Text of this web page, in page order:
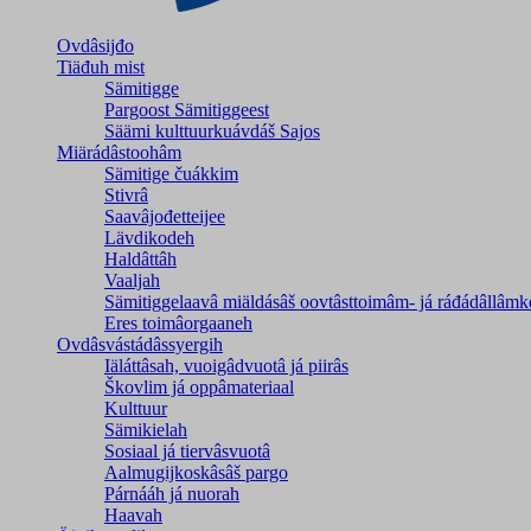
Ovdâsijđo
Tiäđuh mist
Sämitigge
Pargoost Sämitiggeest
Säämi kulttuurkuávdáš Sajos
Miärádâstoohâm
Sämitige čuákkim
Stivrâ
Saavâjođetteijee
Lävdikodeh
Haldâttâh
Vaaljah
Sämitiggelaavâ miäldásâš oovtâsttoimâm- já
Eres toimâorgaaneh
Ovdâsvástádâssyergih
Iäláttâsah, vuoigâdvuotâ já piirâs
Škovlim já oppâmateriaal
Kulttuur
Sämikielah
Sosiaal já tiervâsvuotâ
Aalmugijkoskâsâš pargo
Párnááh já nuorah
Haavah